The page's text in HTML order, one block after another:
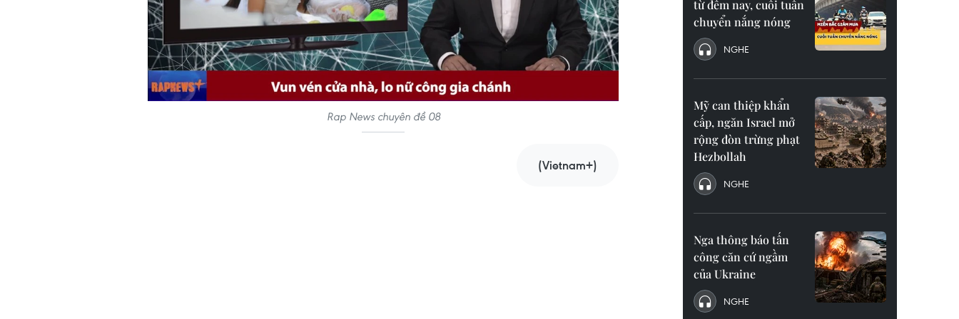
Rap News chuyên đề 08
(Vietnam+)
từ đêm nay, cuối tuần
chuyển nắng nóng
NGHE
Mỹ can thiệp khẩn
cấp, ngăn Israel mở
rộng đòn trừng phạt
Hezbollah
NGHE
Nga thông báo tấn
công căn cứ ngầm
của Ukraine
NGHE